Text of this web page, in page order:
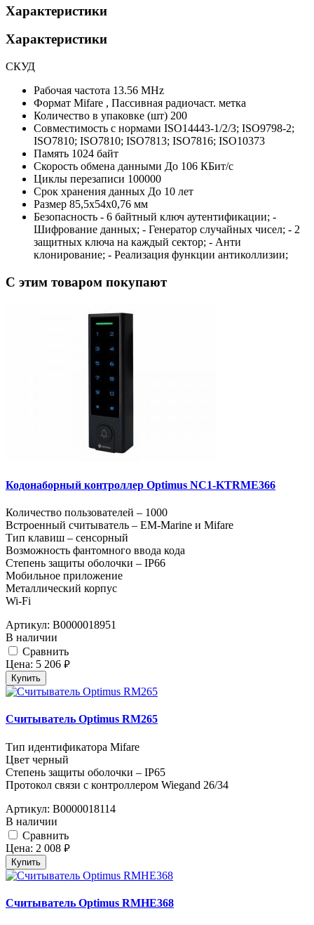
Характеристики
Характеристики
СКУД
Рабочая частота 13.56 MHz
Формат Mifare , Пассивная радиочаст. метка
Количество в упаковке (шт) 200
Совместимость с нормами ISO14443-1/2/3; ISO9798-2;
ISO7810; ISO7810; ISO7813; ISO7816; ISO10373
Память 1024 байт
Скорость обмена данными До 106 КБит/с
Циклы перезаписи 100000
Срок хранения данных До 10 лет
Размер 85,5х54х0,76 мм
Безопасность - 6 байтный ключ аутентификации; -
Шифрование данных; - Генератор случайных чисел; - 2
защитных ключа на каждый сектор; - Анти
клонирование; - Реализация функции антиколлизии;
C этим товаром покупают
Кодонаборный контроллер Optimus NC1-KTRME366
Количество пользователей – 1000
Встроенный считыватель – EM-Marine и Mifare
Тип клавиш – сенсорный
Возможность фантомного ввода кода
Степень защиты оболочки – IP66
Мобильное приложение
Металлический корпус
Wi-Fi
Артикул: В0000018951
В наличии
Cравнить
Цена: 5 206 руб.
Купить
Считыватель Optimus RM265
Тип идентификатора Mifare
Цвет черный
Степень защиты оболочки – IP65
Протокол связи с контроллером Wiegand 26/34
Артикул: В0000018114
В наличии
Cравнить
Цена: 2 008 руб.
Купить
Считыватель Optimus RMHE368